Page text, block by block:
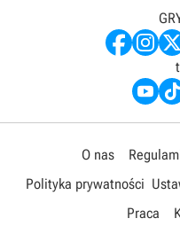
O nas
Polityka prywatności
Praca